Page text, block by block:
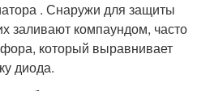
. Снаружи для защиты
заливают компаундом, часто
который выравнивает
диода.